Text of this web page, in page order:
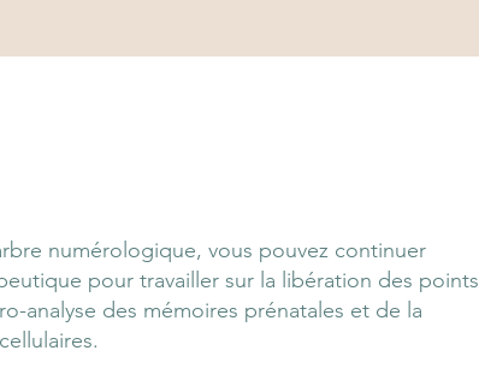
numérologique, vous pouvez continuer
pour travailler sur la libération des points
analyse des mémoires prénatales et de la